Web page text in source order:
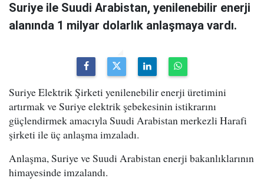
Suriye ile Suudi Arabistan, yenilenebilir enerji
alanında 1 milyar dolarlık anlaşmaya vardı.
Suriye Elektrik Şirketi yenilenebilir enerji üretimini
artırmak ve Suriye elektrik şebekesinin istikrarını
güçlendirmek amacıyla Suudi Arabistan merkezli Harafi
şirketi ile üç anlaşma imzaladı.
Anlaşma, Suriye ve Suudi Arabistan enerji bakanlıklarının
himayesinde imzalandı.